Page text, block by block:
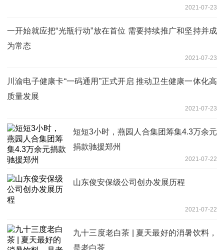
2021-07-23
一开始就应把“光瓶行动”放在首位 需要持续推广和坚持并成
为常态
2021-07-23
川渝电子健康卡“一码通用”正式开启 推动卫生健康一体化高
质量发展
2021-07-23
短短3小时，燕园人合集团筹集4.3万余元
捐款驰援郑州
2021-07-22
山东俊安保级公司创办发展历程
2021-07-22
九十三度老白茶 | 夏天最好的消暑饮料，
是老白茶